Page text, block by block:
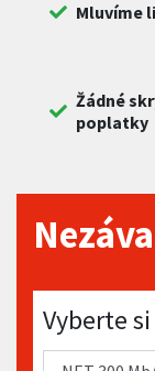
Mluvíme
Žádné
poplatky
Vyberte si
Vyberte si